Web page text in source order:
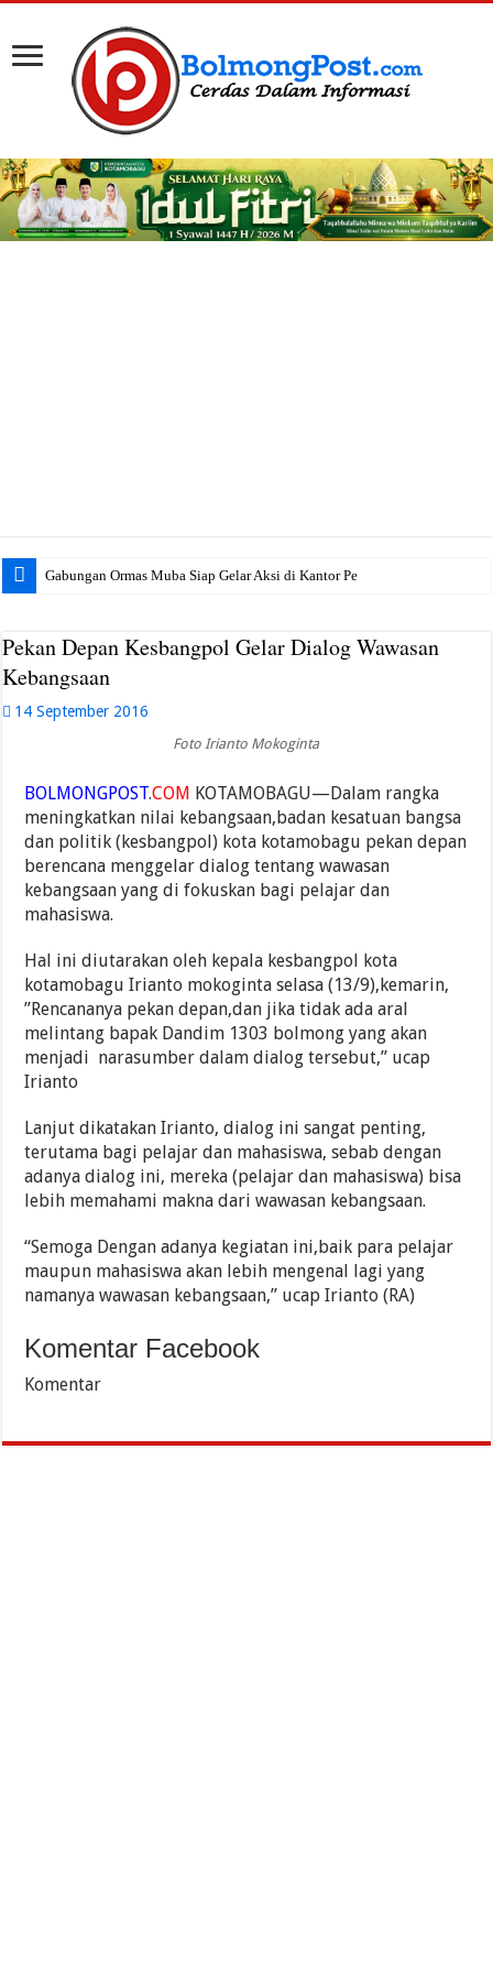
Gabungan Ormas Muba Siap Gelar Aksi di Kantor Pemkab, Soroti J
Pekan Depan Kesbangpol Gelar Dialog Wawasan
Kebangsaan
14 September 2016
Foto Irianto Mokoginta
BOLMONGPOST.COM KOTAMOBAGU—Dalam rangka
meningkatkan nilai kebangsaan,badan kesatuan bangsa
dan politik (kesbangpol) kota kotamobagu pekan depan
berencana menggelar dialog tentang wawasan
kebangsaan yang di fokuskan bagi pelajar dan
mahasiswa.
Hal ini diutarakan oleh kepala kesbangpol kota
kotamobagu Irianto mokoginta selasa (13/9),kemarin,
”Rencananya pekan depan,dan jika tidak ada aral
melintang bapak Dandim 1303 bolmong yang akan
menjadi narasumber dalam dialog tersebut,” ucap
Irianto
Lanjut dikatakan Irianto, dialog ini sangat penting,
terutama bagi pelajar dan mahasiswa, sebab dengan
adanya dialog ini, mereka (pelajar dan mahasiswa) bisa
lebih memahami makna dari wawasan kebangsaan.
“Semoga Dengan adanya kegiatan ini,baik para pelajar
maupun mahasiswa akan lebih mengenal lagi yang
namanya wawasan kebangsaan,” ucap Irianto (RA)
Komentar Facebook
Komentar